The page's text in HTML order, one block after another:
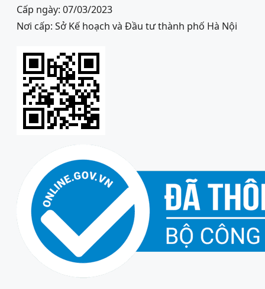
Cấp ngày: 07/03/2023
Nơi cấp: Sở Kế hoạch và Đầu tư thành phố Hà Nội